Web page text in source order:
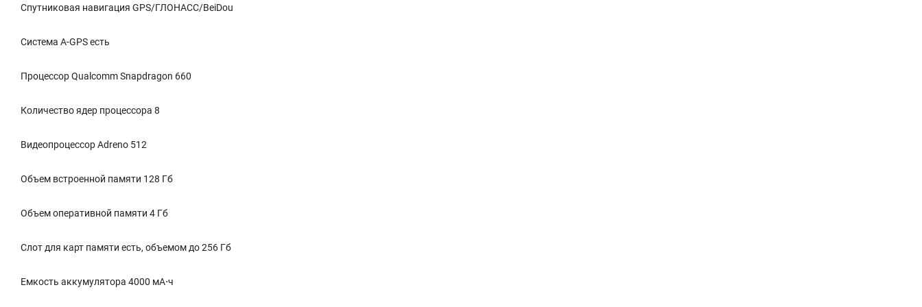
Спутниковая навигация GPS/ГЛОНАСС/BeiDou
Cистема A-GPS есть
Процессор Qualcomm Snapdragon 660
Количество ядер процессора 8
Видеопроцессор Adreno 512
Объем встроенной памяти 128 Гб
Объем оперативной памяти 4 Гб
Слот для карт памяти есть, объемом до 256 Гб
Емкость аккумулятора 4000 мА⋅ч